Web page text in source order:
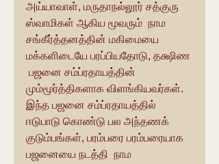
அய்யாவாள், மருதாநல்லூர் சத்குரு
ஸ்வாமிகள் ஆகிய மூவரும்  நாம
சங்கீர்த்தனத்தின் மகிமையை
மக்களிடையே பரப்பியதோடு, தக்ஷிண
பஜனை சம்ப்ரதாயத்தின்
மும்மூர்த்திகளாக விளங்கியவர்கள்.
இந்த பஜனை சம்ப்ரதாயத்தில்
ஈடுபாடு கொண்டு பல அந்தணக்
குடும்பங்கள், பரம்பரை பரம்பரையாக
பஜனையை நடத்தி  நாம